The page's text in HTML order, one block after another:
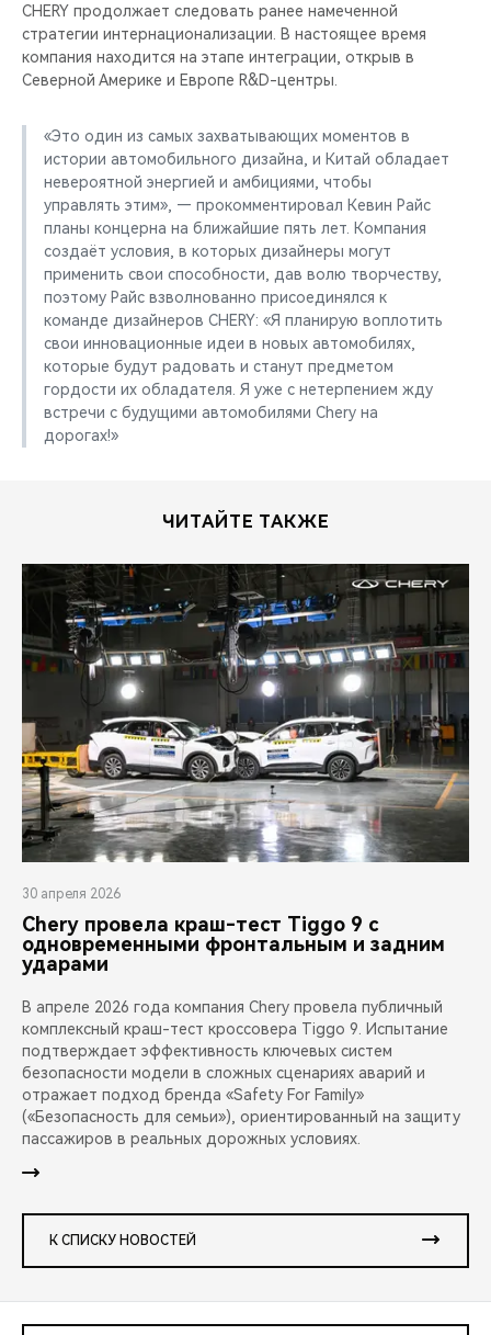
CHERY продолжает следовать ранее намеченной
стратегии интернационализации. В настоящее время
компания находится на этапе интеграции, открыв в
Северной Америке и Европе R&D-центры.
«Это один из самых захватывающих моментов в
истории автомобильного дизайна, и Китай обладает
невероятной энергией и амбициями, чтобы
управлять этим», — прокомментировал Кевин Райс
планы концерна на ближайшие пять лет. Компания
создаёт условия, в которых дизайнеры могут
применить свои способности, дав волю творчеству,
поэтому Райс взволнованно присоединялся к
команде дизайнеров CHERY: «Я планирую воплотить
свои инновационные идеи в новых автомобилях,
которые будут радовать и станут предметом
гордости их обладателя. Я уже с нетерпением жду
встречи с будущими автомобилями Chery на
дорогах!»
ЧИТАЙТЕ ТАКЖЕ
30 апреля 2026
Chery провела краш-тест Tiggo 9 с
одновременными фронтальным и задним
ударами
В апреле 2026 года компания Chery провела публичный
комплексный краш-тест кроссовера Tiggo 9. Испытание
подтверждает эффективность ключевых систем
безопасности модели в сложных сценариях аварий и
отражает подход бренда «Safety For Family»
(«Безопасность для семьи»), ориентированный на защиту
пассажиров в реальных дорожных условиях.
К СПИСКУ НОВОСТЕЙ